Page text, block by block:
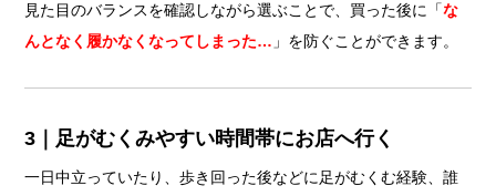
見た目のバランスを確認しながら選ぶことで、買った後に「な
んとなく履かなくなってしまった… 」を防ぐことができます。
3｜足がむくみやすい時間帯にお店へ行く
一日中立っていたり、歩き回った後などに足がむくむ経験、誰